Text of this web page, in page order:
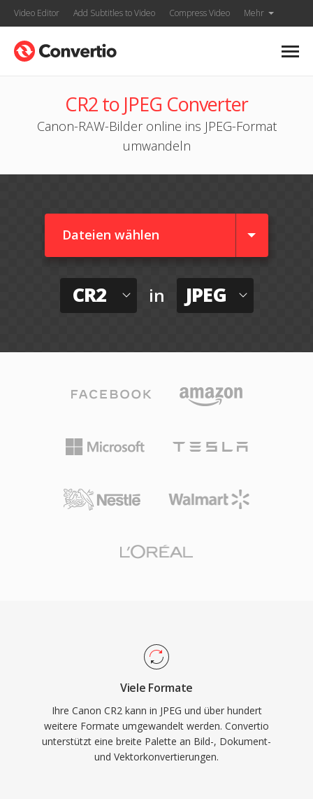
Video Editor Add Subtitles to Video Compress Video Mehr
CR2 to JPEG Converter
Canon-RAW-Bilder online ins JPEG-Format
umwandeln
Dateien wählen
CR2 in JPEG
Viele Formate
Ihre Canon CR2 kann in JPEG und über hundert
weitere Formate umgewandelt werden. Convertio
unterstützt eine breite Palette an Bild-, Dokument-
und Vektorkonvertierungen.